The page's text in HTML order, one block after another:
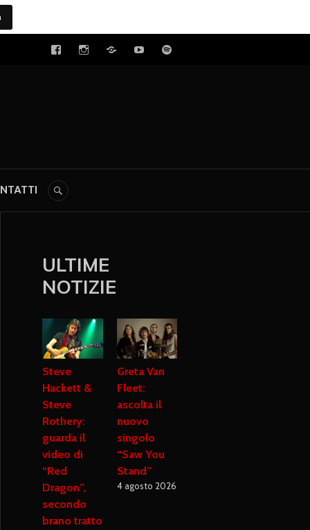
ULTIME
NOTIZIE
Steve
Hackett &
Steve
Rothery:
guarda il
video di
“Red
Dragon”,
secondo
brano tratto
Greta Van
Fleet:
ascolta il
nuovo
singolo
“Saw You
Stand”
4 agosto 2026